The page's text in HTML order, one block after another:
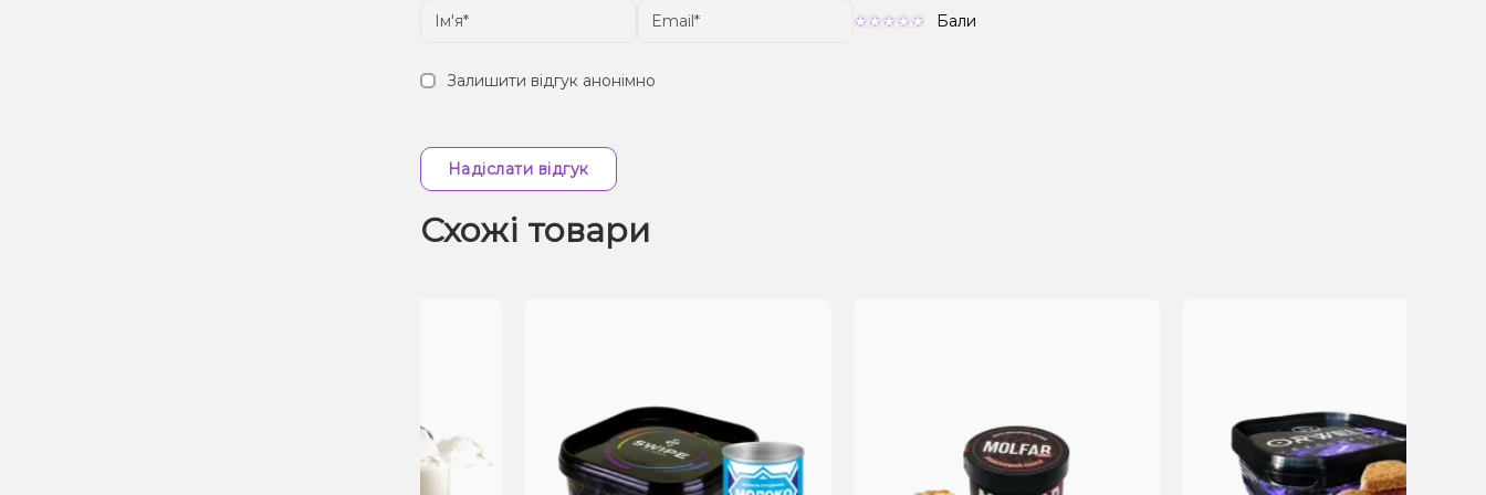
Бали
Залишити відгук анонімно
Надіслати відгук
Схожі товари